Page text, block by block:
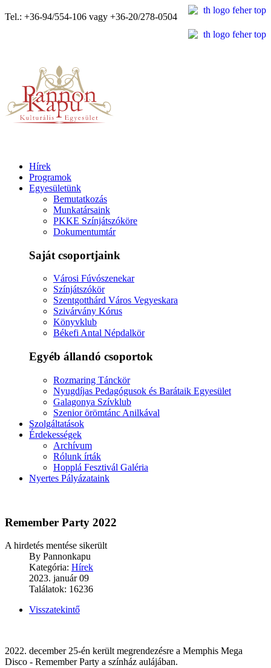
Tel.: +36-94/554-106 vagy +36-20/278-0504
Hírek
Programok
Egyesületünk
Bemutatkozás
Munkatársaink
PKKE Színjátszóköre
Dokumentumtár
Saját csoportjaink
Városi Fúvószenekar
Színjátszókör
Szentgotthárd Város Vegyeskara
Szivárvány Kórus
Könyvklub
Békefi Antal Népdalkör
Egyéb állandó csoportok
Rozmaring Tánckör
Nyugdíjas Pedagógusok és Barátaik Egyesület
Galagonya Szívklub
Szenior örömtánc Anilkával
Szolgáltatások
Érdekességek
Archívum
Rólunk írták
Hopplá Fesztivál Galéria
Nyertes Pályázataink
Remember Party 2022
A hirdetés mentése sikerült
By Pannonkapu
Kategória: Hírek
2023. január 09
Találatok: 16236
Visszatekintő
2022. december 25-én került megrendezésre a Memphis Mega
Disco - Remember Party a színház aulájában.